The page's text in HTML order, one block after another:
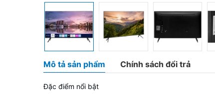
Mô tả sản phẩm Chính sách đổi trả
Đặc điểm nổi bật